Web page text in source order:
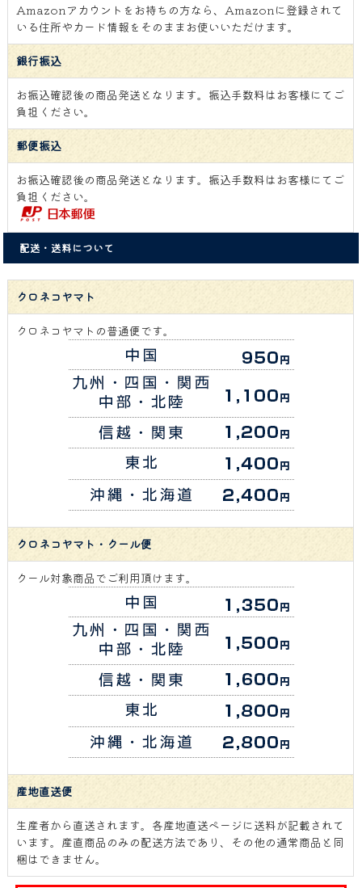
Amazonアカウントをお持ちの方なら、Amazonに登録されて
いる住所やカード情報をそのままお使いいただけます。
銀行振込
お振込確認後の商品発送となります。振込手数料はお客様にてご
負担ください。
郵便振込
お振込確認後の商品発送となります。振込手数料はお客様にてご
負担ください。
配送・送料について
クロネコヤマト
クロネコヤマトの普通便です。
クロネコヤマト・クール便
クール対象商品でご利用頂けます。
産地直送便
生産者から直送されます。各産地直送ページに送料が記載されて
います。産直商品のみの配送方法であり、その他の通常商品と同
梱はできません。